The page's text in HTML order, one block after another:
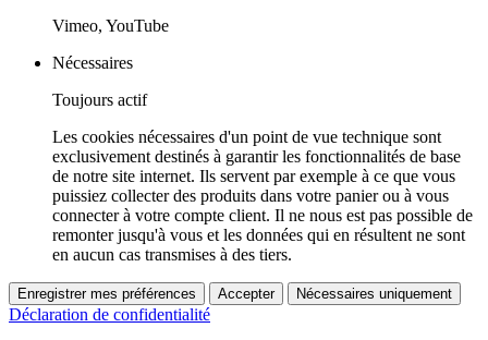
Vimeo, YouTube
Nécessaires
Toujours actif
Les cookies nécessaires d'un point de vue technique sont
exclusivement destinés à garantir les fonctionnalités de base
de notre site internet. Ils servent par exemple à ce que vous
puissiez collecter des produits dans votre panier ou à vous
connecter à votre compte client. Il ne nous est pas possible de
remonter jusqu'à vous et les données qui en résultent ne sont
en aucun cas transmises à des tiers.
Enregistrer mes préférences Accepter Nécessaires uniquement
Déclaration de confidentialité